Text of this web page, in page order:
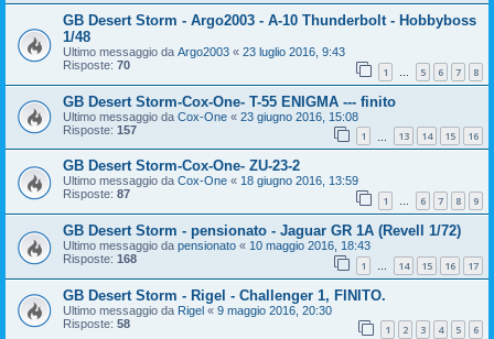
GB Desert Storm - Argo2003 - A-10 Thunderbolt - Hobbyboss
1/48
Ultimo messaggio da Argo2003 « 23 luglio 2016, 9:43
Risposte: 70 1 … 5 6 7 8
GB Desert Storm-Cox-One- T-55 ENIGMA --- finito
Ultimo messaggio da Cox-One « 23 giugno 2016, 15:08
Risposte: 157 1 13 14 15 16
GB Desert Storm-Cox-One- ZU-23-2
Ultimo messaggio da Cox-One « 18 giugno 2016, 13:59
Risposte: 87 1 … 6 7 8 9
GB Desert Storm - pensionato - Jaguar GR 1A (Revell 1/72)
Ultimo messaggio da pensionato « 10 maggio 2016, 18:43
Risposte: 168 1 … 14 15 16 17
GB Desert Storm - Rigel - Challenger 1, FINITO.
Ultimo messaggio da Rigel « 9 maggio 2016, 20:30
Risposte: 58 1 2 3 4 5 6